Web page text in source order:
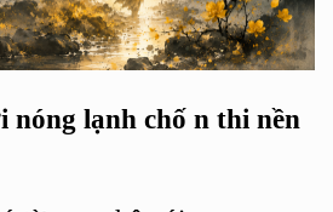
nóng lạnh chố n thi nền